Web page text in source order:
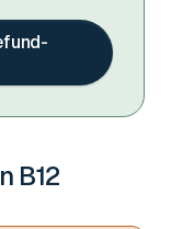
B12